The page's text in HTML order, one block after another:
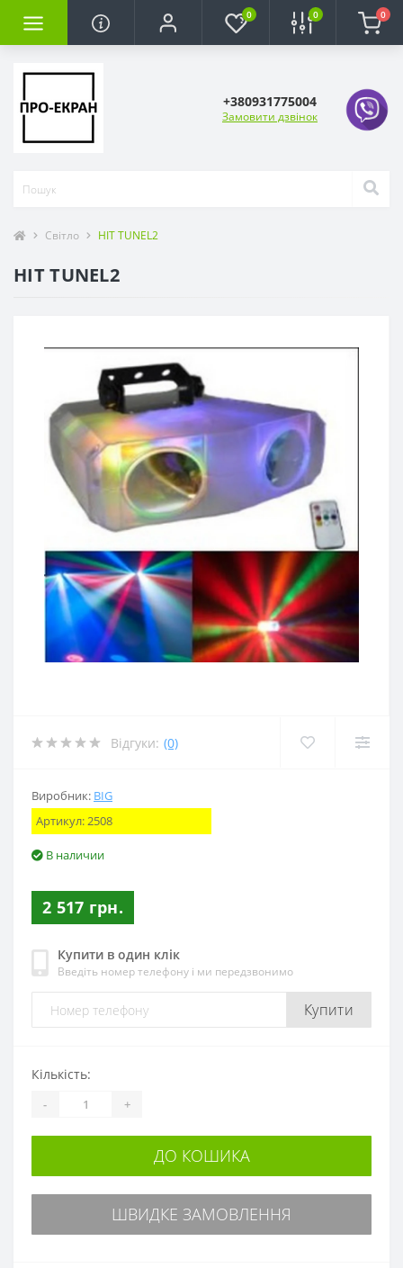
0 0 0
+380931775004
Замовити дзвінок
Світло HIT TUNEL2
HIT TUNEL2
Відгуки: (0)
Виробник: BIG
Артикул:2508
В наличии
2 517 грн.
Купити в один клік
Введіть номер телефону і ми передзвонимо
Купити
Кількість:
- +
ДО КОШИКА
ШВИДКЕ ЗАМОВЛЕННЯ